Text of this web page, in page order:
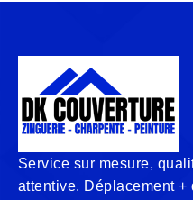
Service sur mesure,
attentive. Déplacement +